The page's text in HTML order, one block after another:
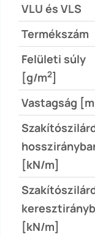
VLU és VLS
Termékszám
Felületi súly
[g/m2]
Vastagság
[kN/m]
[kN/m]